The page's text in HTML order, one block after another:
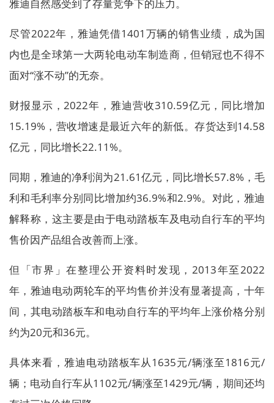
雅迪自然感受到了存量竞争下的压力。
尽管2022年，雅迪凭借1401万辆的销售业绩，成为国
内也是全球第一大两轮电动车制造商，但销冠也不得不
面对“涨不动”的无奈。
财报显示，2022年，雅迪营收310.59亿元，同比增加
15.19%，营收增速是最近六年的新低。存货达到14.58
亿元，同比增长22.11%。
同期，雅迪的净利润为21.61亿元，同比增长57.8%，毛
利和毛利率分别同比增加约36.9%和2.9%。对此，雅迪
解释称，这主要是由于电动踏板车及电动自行车的平均
售价因产品组合改善而上涨。
但「市界」在整理公开资料时发现，2013年至2022
年，雅迪电动两轮车的平均售价并没有显著提高，十年
间，其电动踏板车和电动自行车的平均年上涨价格分别
约为20元和36元。
具体来看，雅迪电动踏板车从1635元/辆涨至1816元/
辆；电动自行车从1102元/辆涨至1429元/辆，期间还均